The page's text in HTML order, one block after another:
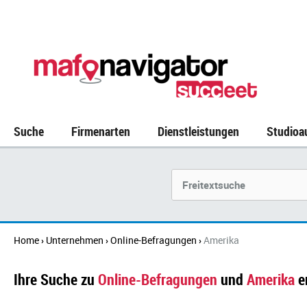
Suche Firmenarten Dienstleistungen
Home› Unternehmen ›Online-Befragungen ›Amerika
Ihre Suche zu Online-Befragungen und Amerika